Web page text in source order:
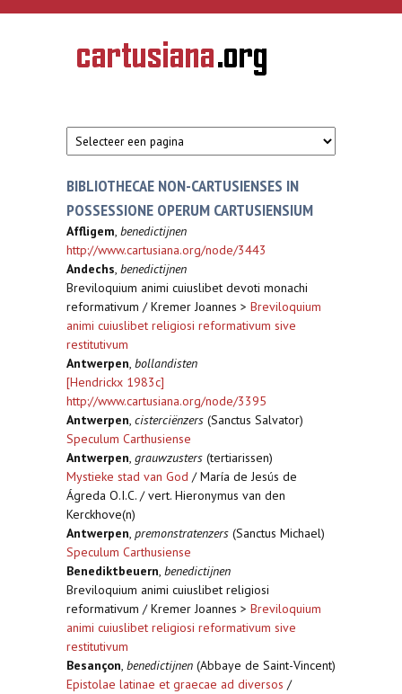
Overslaan en naar de inhoud gaan
CARTUSIANA
Geschiedenis
van de
BIBLIOTHECAE NON-CARTUSIENSES IN
POSSESSIONE OPERUM CARTUSIENSIUM
Affligem, benedictijnen
http://www.cartusiana.org/node/3443
Andechs, benedictijnen
Breviloquium animi cuiuslibet devoti monachi
reformativum / Kremer Joannes > Breviloquium
animi cuiuslibet religiosi reformativum sive
restitutivum
Antwerpen, bollandisten
[Hendrickx 1983c]
http://www.cartusiana.org/node/3395
Antwerpen, cisterciënzers (Sanctus Salvator)
Speculum Carthusiense
Antwerpen, grauwzusters (tertiarissen)
Mystieke stad van God / María de Jesús de
Ágreda O.I.C. / vert. Hieronymus van den
Kerckhove(n)
Antwerpen, premonstratenzers (Sanctus Michael)
Speculum Carthusiense
Benediktbeuern, benedictijnen
Breviloquium animi cuiuslibet religiosi
reformativum / Kremer Joannes > Breviloquium
animi cuiuslibet religiosi reformativum sive
restitutivum
Besançon, benedictijnen (Abbaye de Saint-Vincent)
Epistolae latinae et graecae ad diversos /